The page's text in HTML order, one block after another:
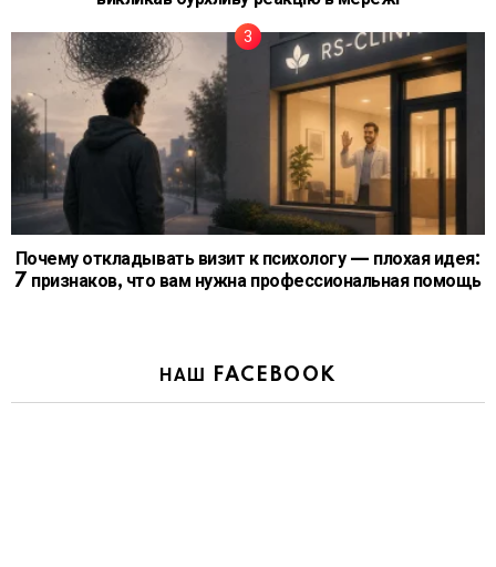
Почему откладывать визит к психологу — плохая идея:
7 признаков, что вам нужна профессиональная помощь
НАШ FACEBOOK